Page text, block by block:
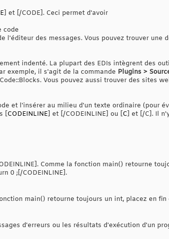
] et [/CODE]. Ceci permet d'avoir
code
l'éditeur des messages. Vous pouvez trouver une
indenté. La plupart des EDIs intègrent des
exemple, il s'agit de la commande Plugins >
Vous pouvez aussi trouver des sites
et l'insérer au milieu d'un texte ordinaire (pour
[CODEINLINE] et [/CODEINLINE] ou [C] et [/C]. Il
Comme la fonction main() retourne
0 ;[/CODEINLINE].
main() retourne toujours un int, placez en
d'erreurs ou les résultats d'exécution d'un